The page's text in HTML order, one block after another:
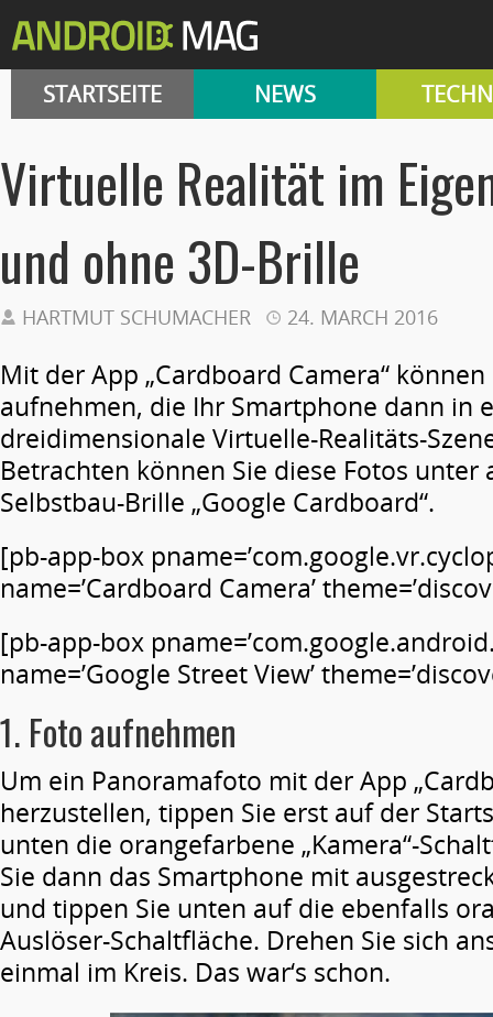
STARTSEITE NEWS
Virtuelle Realität im
und ohne 3D-Brille
HARTMUT SCHUMACHER 24. MARCH 2016
Mit der App „Cardboard Camera“
aufnehmen, die Ihr Smartphone dann in
dreidimensionale Virtuelle-Realitäts-
Betrachten können Sie diese Fotos
Selbstbau-Brille „Google Cardboard“.
[pb-app-box
name=’Cardboard Camera’
[pb-app-box
name=’Google Street View’
1. Foto aufnehmen
Um ein Panoramafoto mit der App
herzustellen, tippen Sie erst auf der
unten die orangefarbene „Kamera“-
Sie dann das Smartphone mit
und tippen Sie unten auf die ebenfalls
Auslöser-Schaltfläche. Drehen Sie sich
einmal im Kreis. Das war‘s schon.